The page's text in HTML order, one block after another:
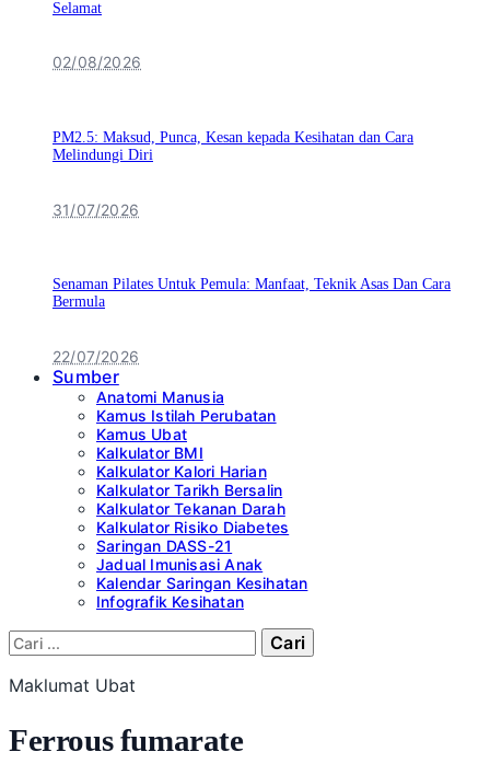
Selamat
02/08/2026
PM2.5: Maksud, Punca, Kesan kepada Kesihatan dan Cara
Melindungi Diri
31/07/2026
Senaman Pilates Untuk Pemula: Manfaat, Teknik Asas Dan Cara
Bermula
22/07/2026
Sumber
Anatomi Manusia
Kamus Istilah Perubatan
Kamus Ubat
Kalkulator BMI
Kalkulator Kalori Harian
Kalkulator Tarikh Bersalin
Kalkulator Tekanan Darah
Kalkulator Risiko Diabetes
Saringan DASS-21
Jadual Imunisasi Anak
Kalendar Saringan Kesihatan
Infografik Kesihatan
Cari:
Maklumat Ubat
Ferrous fumarate